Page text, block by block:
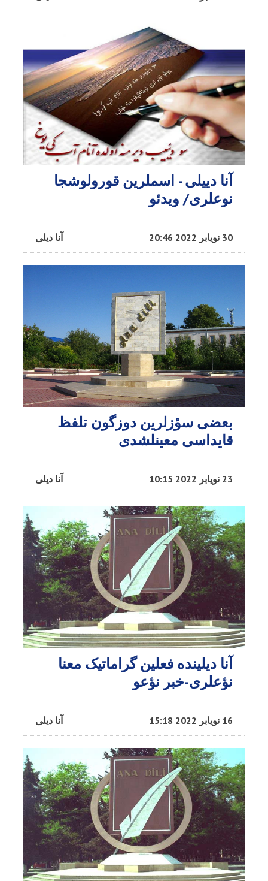
آنا دییلی - اسملرین قورولوشجا
نوعلری/ ویدئو
آنا دیلی 30 نویابر 2022 20:46
بعضی سؤزلرین دوزگون تلفظ
قایداسی معینلشدی
آنا دیلی 23 نویابر 2022 10:15
آنا دیلینده فعلین گراماتیک معنا
نؤعلری-خبر نؤعو
آنا دیلی 16 نویابر 2022 15:18